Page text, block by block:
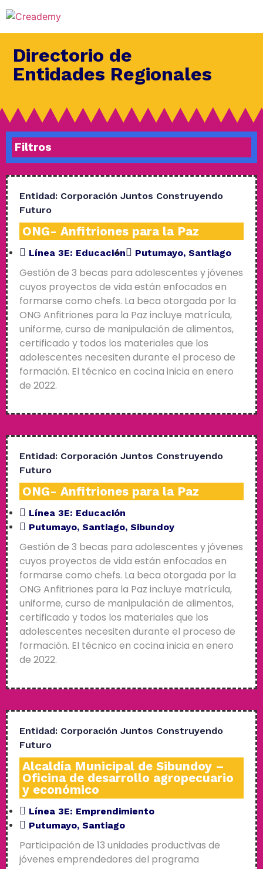
Directorio de
Entidades Regionales
Filtros
Entidad: Corporación Juntos Construyendo
Futuro
ONG- Anfitriones para la Paz
Línea 3E: Educación Putumayo, Santiago
Gestión de 3 becas para adolescentes y jóvenes
cuyos proyectos de vida están enfocados en
formarse como chefs. La beca otorgada por la
ONG Anfitriones para la Paz incluye matrícula,
uniforme, curso de manipulación de alimentos,
certificado y todos los materiales que los
adolescentes necesiten durante el proceso de
formación. El técnico en cocina inicia en enero
de 2022.
Entidad: Corporación Juntos Construyendo
Futuro
ONG- Anfitriones para la Paz
Línea 3E: Educación
Putumayo, Santiago, Sibundoy
Gestión de 3 becas para adolescentes y jóvenes
cuyos proyectos de vida están enfocados en
formarse como chefs. La beca otorgada por la
ONG Anfitriones para la Paz incluye matrícula,
uniforme, curso de manipulación de alimentos,
certificado y todos los materiales que los
adolescentes necesiten durante el proceso de
formación. El técnico en cocina inicia en enero
de 2022.
Entidad: Corporación Juntos Construyendo
Futuro
Alcaldía Municipal de Sibundoy –
Oficina de desarrollo agropecuario
y económico
Línea 3E: Emprendimiento
Putumayo, Santiago
Participación de 13 unidades productivas de
jóvenes emprendedores del programa